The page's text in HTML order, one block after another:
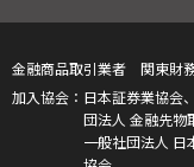
金融商品取引業者 関東財
日本証券業協会
団法人 金融先物
一般社団法人 日